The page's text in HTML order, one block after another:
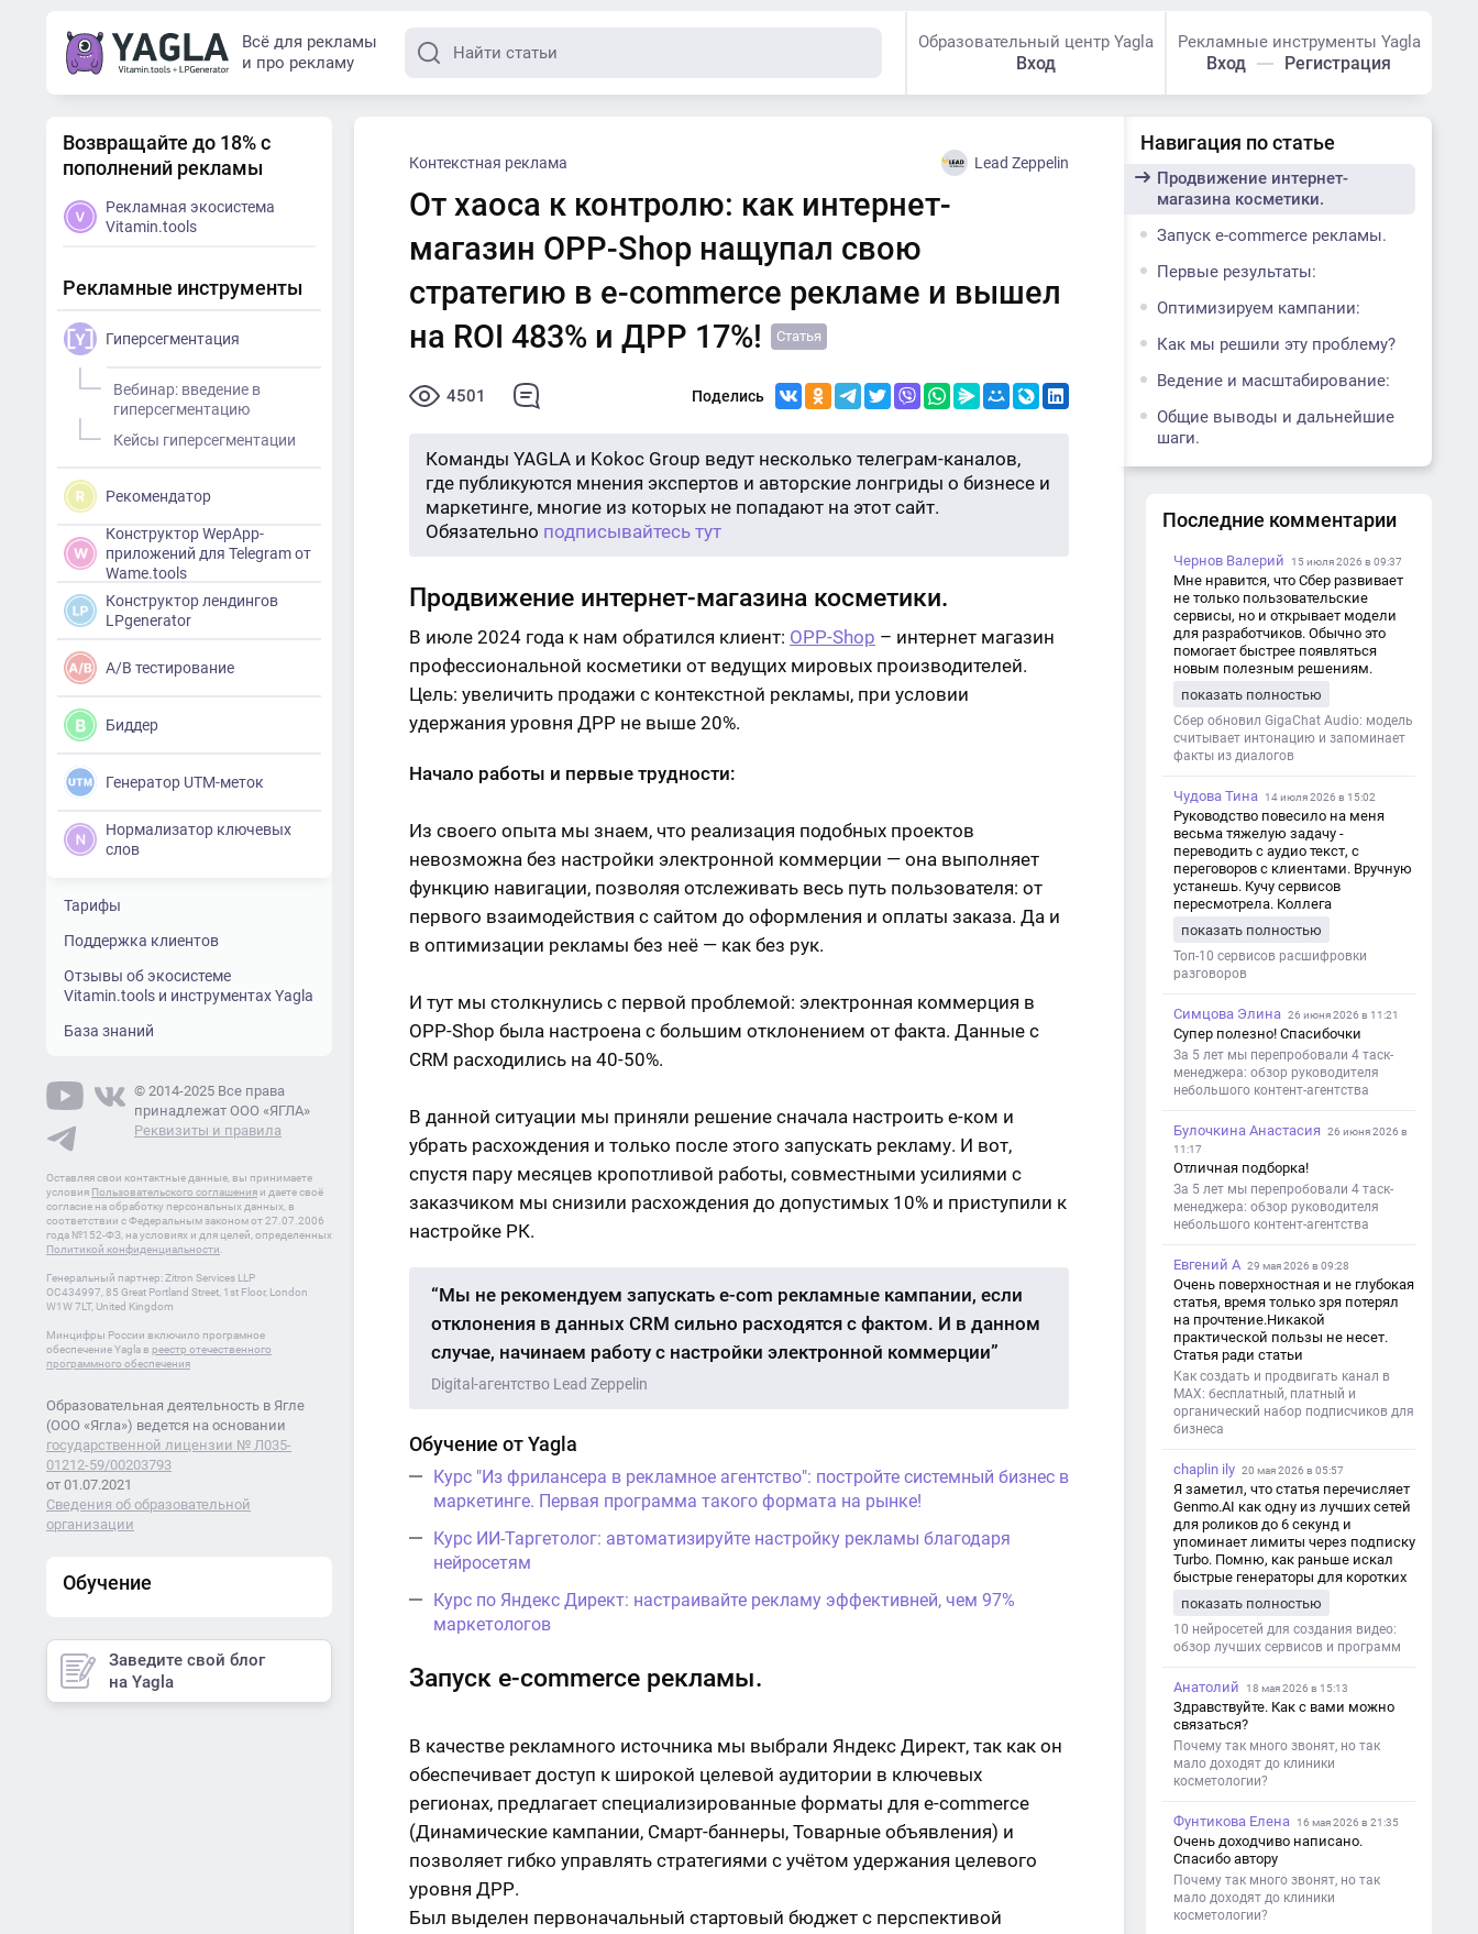
Всё для рекламы
и про рекламу
Образовательный центр Yagla
Вход
Рекламные инструменты Yagla
Вход Регистрация
Навигация по статье
Продвижение интернет-
магазина косметики.
Запуск e-commerce рекламы.
Первые результаты:
Оптимизируем кампании:
Как мы решили эту проблему?
Ведение и масштабирование:
Общие выводы и дальнейшие
шаги.
Контекстная реклама Lead Zeppelin
От хаоса к контролю: как интернет-
магазин OPP-Shop нащупал свою
стратегию в e-commerce рекламе и вышел
на ROI 483% и ДРР 17%!
Статья
4501 Поделись
Команды YAGLA и Kokoc Group ведут несколько телеграм-каналов,
где публикуются мнения экспертов и авторские лонгриды о бизнесе и
маркетинге, многие из которых не попадают на этот сайт.
Обязательно подписывайтесь тут
Продвижение интернет-магазина косметики.
В июле 2024 года к нам обратился клиент: OPP-Shop – интернет магазин
профессиональной косметики от ведущих мировых производителей.
Цель: увеличить продажи с контекстной рекламы, при условии
удержания уровня ДРР не выше 20%.
Начало работы и первые трудности:
Из своего опыта мы знаем, что реализация подобных проектов
невозможна без настройки электронной коммерции — она выполняет
функцию навигации, позволяя отслеживать весь путь пользователя: от
первого взаимодействия с сайтом до оформления и оплаты заказа. Да и
в оптимизации рекламы без неё — как без рук.
И тут мы столкнулись с первой проблемой: электронная коммерция в
OPP-Shop была настроена с большим отклонением от факта. Данные с
CRM расходились на 40-50%.
В данной ситуации мы приняли решение сначала настроить е-ком и
убрать расхождения и только после этого запускать рекламу. И вот,
спустя пару месяцев кропотливой работы, совместными усилиями с
заказчиком мы снизили расхождения до допустимых 10% и приступили к
настройке РК.
“Мы не рекомендуем запускать e-com рекламные кампании, если
отклонения в данных CRM сильно расходятся с фактом. И в данном
случае, начинаем работу с настройки электронной коммерции”
Digital-агентство Lead Zeppelin
Обучение от Yagla
Курс "Из фрилансера в рекламное агентство": постройте системный бизнес в
маркетинге. Первая программа такого формата на рынке!
Курс ИИ-Таргетолог: автоматизируйте настройку рекламы благодаря
нейросетям
Курс по Яндекс Директ: настраивайте рекламу эффективней, чем 97%
маркетологов
Запуск e-commerce рекламы.
В качестве рекламного источника мы выбрали Яндекс Директ, так как он
обеспечивает доступ к широкой целевой аудитории в ключевых
регионах, предлагает специализированные форматы для e-commerce
(Динамические кампании, Смарт-баннеры, Товарные объявления) и
позволяет гибко управлять стратегиями с учётом удержания целевого
уровня ДРР.
Был выделен первоначальный стартовый бюджет с перспективой
Возвращайте до 18% с
пополнений рекламы
Рекламная экосистема
Vitamin.tools
Рекламные инструменты
Гиперсегментация
Вебинар: введение в
гиперсегментацию
Кейсы гиперсегментации
Рекомендатор
Конструктор WepApp-
приложений для Telegram от
Wame.tools
Конструктор лендингов
LPgenerator
A/B тестирование
Биддер
Генератор UTM-меток
Нормализатор ключевых
слов
Тарифы
Поддержка клиентов
Отзывы об экосистеме
Vitamin.tools и инструментах Yagla
База знаний
© 2014-2025 Все права
принадлежат ООО «ЯГЛА»
Реквизиты и правила
Оставляя свои контактные данные, вы принимаете
условия Пользовательского соглашения и даете своё
согласие на обработку персональных данных, в
соответствии с Федеральным законом от 27.07.2006
года №152-ФЗ, на условиях и для целей, определенных
Политикой конфиденциальности
Генеральный партнер: Zitron Services LLP
OC434997, 85 Great Portland Street, 1st Floor, London
W1W 7LT, United Kingdom
Минцифры России включило програмное
обеспечение Yagla в реестр отечественного
программного обеспечения
Образовательная деятельность в Ягле
(ООО «Ягла») ведется на основании
государственной лицензии № Л035-
01212-59/00203793
от 01.07.2021
Сведения об образовательной
организации
Обучение
Заведите свой блог
на Yagla
Последние комментарии
Чернов Валерий 15 июля 2026 в 09:37
Мне нравится, что Сбер развивает
не только пользовательские
сервисы, но и открывает модели
для разработчиков. Обычно это
помогает быстрее появляться
новым полезным решениям.
показать полностью
Сбер обновил GigaChat Audio: модель
считывает интонацию и запоминает
факты из диалогов
Чудова Тина 14 июля 2026 в 15:02
Руководство повесило на меня
весьма тяжелую задачу -
переводить с аудио текст, с
переговоров с клиентами. Вручную
устанешь. Кучу сервисов
пересмотрела. Коллега
хорошо переводит. Мало
редактировать по итогу. Советую.
показать полностью
Топ-10 сервисов расшифровки
разговоров
Симцова Элина 26 июня 2026 в 11:21
Супер полезно! Спасибочки
За 5 лет мы перепробовали 4 таск-
менеджера: обзор руководителя
небольшого контент-агентства
Булочкина Анастасия
26 июня 2026 в
11:17
Отличная подборка!
За 5 лет мы перепробовали 4 таск-
менеджера: обзор руководителя
небольшого контент-агентства
Евгений А 29 мая 2026 в 09:28
Очень поверхностная и не глубокая
статья, время только зря потерял
на прочтение.Никакой
практической пользы не несет.
Статья ради статьи
Как создать и продвигать канал в
MAX: бесплатный, платный и
органический набор подписчиков для
бизнеса
chaplin ily 20 мая 2026 в 05:57
Я заметил, что статья перечисляет
Genmo.AI как одну из лучших сетей
для роликов до 6 секунд и
упоминает лимиты через подписку
Turbo. Помню, как раньше искал
быстрые генераторы для коротких
такой обзор именно с акцентом на
ограничения и подпись. Image V2
показать полностью
10 нейросетей для создания видео:
обзор лучших сервисов и программ
Анатолий 18 мая 2026 в 15:13
Здравствуйте. Как с вами можно
связаться?
Почему так много звонят, но так
мало доходят до клиники
косметологии?
Фунтикова Елена 16 мая 2026 в 21:35
Очень доходчиво написано.
Спасибо автору
Почему так много звонят, но так
мало доходят до клиники
косметологии?